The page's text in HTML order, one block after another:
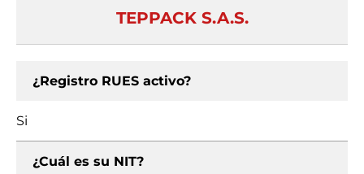
TEPPACK S.A.S.
¿Registro RUES activo?
Si
¿Cuál es su NIT?